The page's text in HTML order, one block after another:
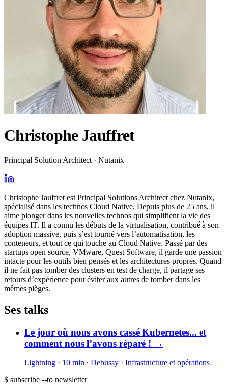
Christophe Jauffret
Principal Solution Architect · Nutanix
Christophe Jauffret est Principal Solutions Architect chez Nutanix,
spécialisé dans les technos Cloud Native. Depuis plus de 25 ans, il
aime plonger dans les nouvelles technos qui simplifient la vie des
équipes IT. Il a connu les débuts de la virtualisation, contribué à son
adoption massive, puis s’est tourné vers l’automatisation, les
conteneurs, et tout ce qui touche au Cloud Native. Passé par des
startups open source, VMware, Quest Software, il garde une passion
intacte pour les outils bien pensés et les architectures propres. Quand
il ne fait pas tomber des clusters en test de charge, il partage ses
retours d’expérience pour éviter aux autres de tomber dans les
mêmes pièges.
Ses talks
Le jour où nous avons cassé Kubernetes... et
comment nous l’avons réparé ! →
Lightning · 10 min · Debussy · Infrastructure et opérations
$ subscribe --to newsletter